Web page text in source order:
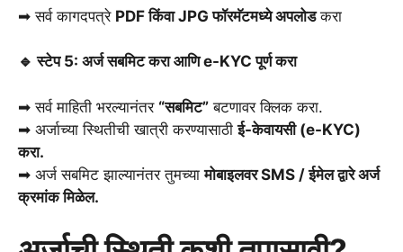
➡ सर्व कागदपत्रे PDF किंवा JPG फॉरमॅटमध्ये अपलोडकरा
🔹 स्टेप 5: अर्ज सबमिट करा आणि e-KYC पूर्ण करा
➡ सर्व माहिती भरल्यानंतर “सबमिट” बटणावर क्लिक करा.
➡ अर्जाच्या स्थितीची खात्री करण्यासाठीई-केवायसी (e-KYC)
करा.
➡ अर्ज सबमिट झाल्यानंतर तुमच्यामोबाइलवर SMS / ईमेल द्वारे अर्ज
क्रमांक मिळेल.